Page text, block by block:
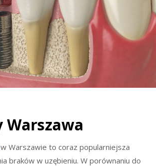
w Warszawie to coraz popularniejsza
braków w uzębieniu. W porównaniu do